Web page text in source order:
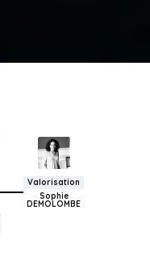
Valorisation
Sophie
DEMOLOMBE